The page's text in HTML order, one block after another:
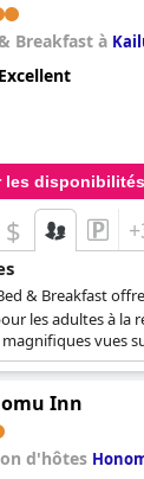
Breakfast à
Excellent
les disponibilités
$
& Breakfast
les adultes à la
vues
améliorent
Inn
d'hôtes